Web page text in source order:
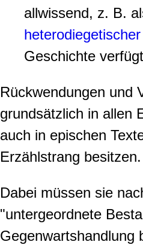
allwissend, z. B.
Geschichte verfügt
Rückwendungen und
grundsätzlich in allen
auch in epischen
Erzählstrang
Dabei müssen sie
"untergeordnete
Gegenwartshandlung